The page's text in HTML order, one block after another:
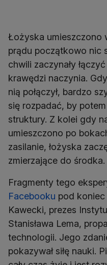
Łożyska umieszczono
prądu początkowo nic
chwili zaczynały
krawędzi naczynia.
nią połączył, bardzo
się rozpadać, by
struktury. Z kolei gdy
umieszczono po
zasilanie, łożyska
zmierzające do środka.
Fragmenty tego
Facebooku pod
Kawecki, prezes
Stanisława Lema,
technologii. Jego
pokazywał siłę nauki.